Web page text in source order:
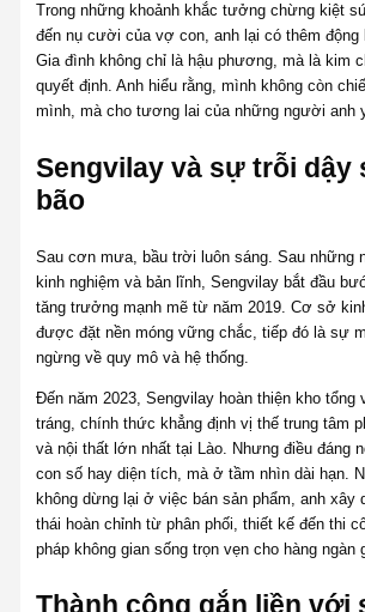
Trong những khoảnh khắc tưởng chừng kiệt
đến nụ cười của vợ con, anh lại có thêm
Gia đình không chỉ là hậu phương, mà là kim
quyết định. Anh hiểu rằng, mình không còn
mình, mà cho tương lai của những người anh
Sengvilay và sự trỗi dậy
bão
Sau cơn mưa, bầu trời luôn sáng. Sau những
kinh nghiệm và bản lĩnh, Sengvilay bắt đầu
tăng trưởng mạnh mẽ từ năm 2019. Cơ sở
được đặt nền móng vững chắc, tiếp đó là sự
ngừng về quy mô và hệ thống.
Đến năm 2023, Sengvilay hoàn thiện kho tổng
tráng, chính thức khẳng định vị thế trung tâm
và nội thất lớn nhất tại Lào. Nhưng điều đáng
con số hay diện tích, mà ở tầm nhìn dài hạn.
không dừng lại ở việc bán sản phẩm, anh xây
thái hoàn chỉnh từ phân phối, thiết kế đến thi
pháp không gian sống trọn vẹn cho hàng ngàn
Thành công gắn liền với